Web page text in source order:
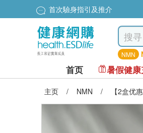
首次驗身指引及推介
NMN
首页 暑假健
主页 / NMN / 【2盒优